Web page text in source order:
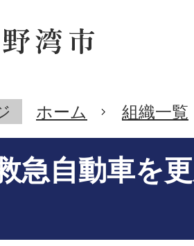
ホーム 組織一覧
急自動車を